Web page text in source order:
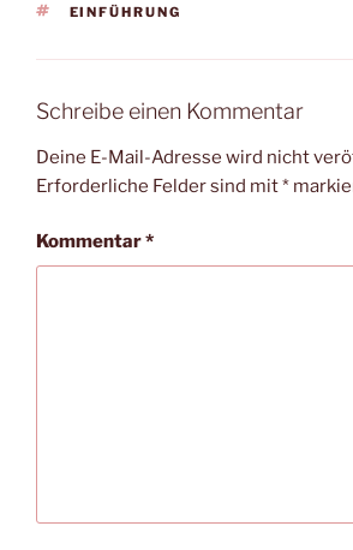
SCHLAGWÖRTER
EINFÜHRUNG
Schreibe einen Kommentar
Deine E-Mail-Adresse wird nicht
Erforderliche Felder sind mit*
Kommentar*